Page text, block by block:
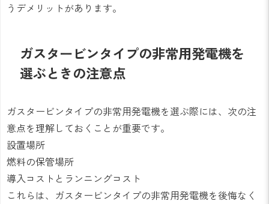
うデメリットがあります。
ガスタービンタイプの非常用発電機を
選ぶときの注意点
ガスタービンタイプの非常用発電機を選ぶ際には、次の注
意点を理解しておくことが重要です。
設置場所
燃料の保管場所
導入コストとランニングコスト
これらは、ガスタービンタイプの非常用発電機を後悔なく